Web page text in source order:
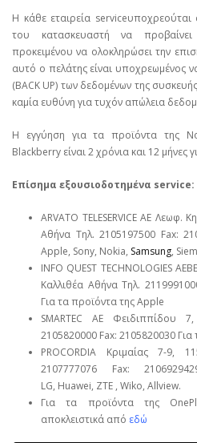
Η κάθε εταιρεία
του κατασκευαστή να
προκειμένου να ολοκληρώσει την
αυτό ο πελάτης είναι υποχρεωμένος
(BACK UP) των δεδομένων της
καμία ευθύνη για τυχόν απώλεια
Η εγγύηση για τα προϊόντα της
Blackberry είναι 2 χρόνια και 12 μήνες
Επίσημα εξουσιοδοτημένα service:
ARVATO TELESERVICE ΑΕ Λεωφ.
Αθήνα Τηλ. 2105197500 Fax:
Apple, Sony, Nokia, Samsung,
INFO QUEST TECHNOLOGIES
Καλλιθέα Αθήνα Τηλ.
Για τα προϊόντα της Apple
SMARTEC ΑΕ Φειδιππίδου
2105820000 Fax: 2105820030 Για
PROCORDIA Κριμαίας 7-
2107777076 Fax:
LG, Huawei, ΖΤΕ , Wiko, Allview.
Για τα προϊόντα της
αποκλειστικά από εδώ